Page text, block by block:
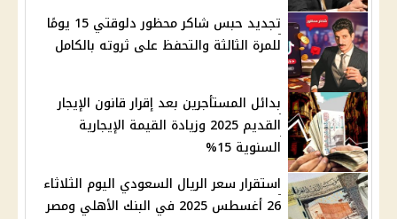
تجديد حبس شاكر محظور دلوقتي 15 يومًا
للمرة الثالثة والتحفظ على ثروته بالكامل
بدائل المستأجرين بعد إقرار قانون الإيجار
القديم 2025 وزيادة القيمة الإيجارية
السنوية 15%
استقرار سعر الريال السعودي اليوم الثلاثاء
26 أغسطس 2025 في البنك الأهلي ومصر